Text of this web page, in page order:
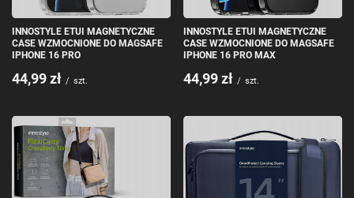
INNOSTYLE ETUI MAGNETYCZNE
CASE WZMOCNIONE DO MAGSAFE
IPHONE 16 PRO
44,99 zł / szt.
INNOSTYLE ETUI MAGNETYCZNE
CASE WZMOCNIONE DO MAGSAFE
IPHONE 16 PRO MAX
44,99 zł / szt.